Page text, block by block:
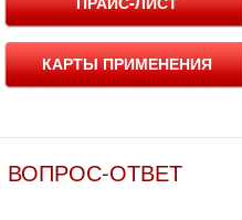
КАРТЫ ПРИМЕНЕНИЯ
ВОПРОС-ОТВЕТ